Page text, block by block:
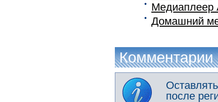
Медиаплеер
Домашний
Комментарии
после